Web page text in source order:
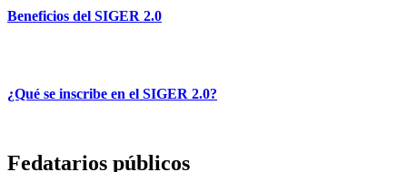
Beneficios del SIGER 2.0
¿Qué se inscribe en el SIGER 2.0?
Fedatarios públicos